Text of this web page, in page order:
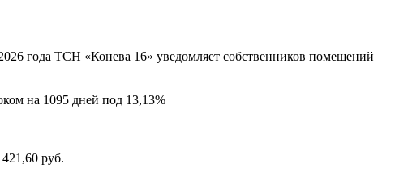
года ТСН «Конева 16» уведомляет собственников помещений
на 1095 дней под 13,13%
руб.